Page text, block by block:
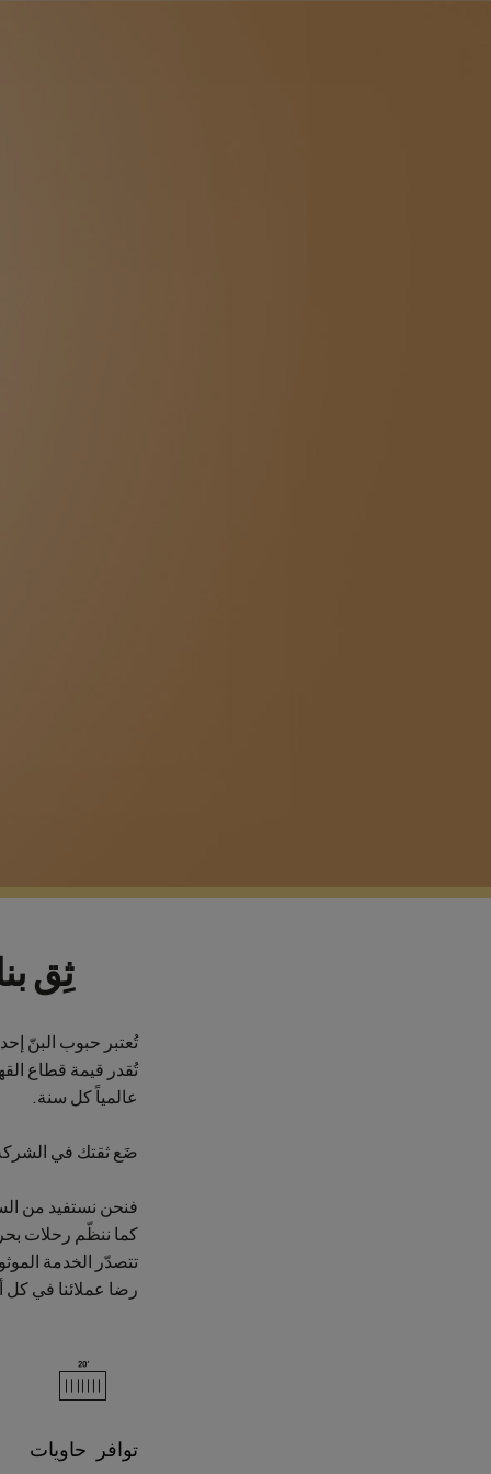
ثِق
تُعتبر حبوب البنّ
عالمياً كل سنة.
ضَع ثقتك في الشركة
فنحن نستفيد من
كما ننظّم رحلات
تتصدّر الخدمة
رضا عملائنا في كل
توافر حاويات